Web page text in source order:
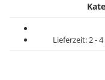
Lieferzeit:2 -